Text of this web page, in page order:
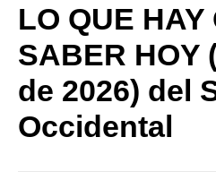
LO QUE HAY
SABER HOY
de 2026) del
Occidental